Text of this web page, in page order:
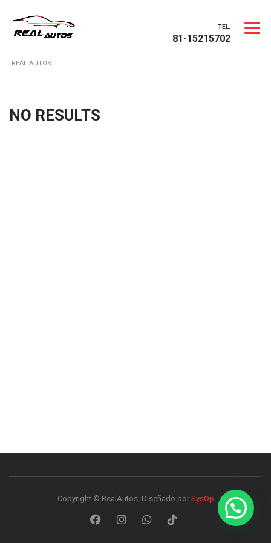
TEL.
81-15215702
REAL AUTOS
NO RESULTS
Copyright © RealAutos, Diseñado por SysOp